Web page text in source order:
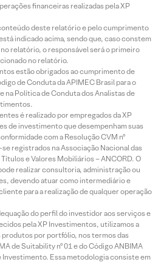
financeiras realizadas pela XP
deste relatório e pelo cumprimento
indicado acima, sendo que, caso constem
relatório, o responsável será o primeiro
no relatório.
estão obrigados ao cumprimento de
de Conduta da APIMEC Brasil para o
na Política de Conduta dos Analistas de
é realizado por empregados da XP
de investimento que desempenham suas
com a Resolução CVM nº
registrados na Associação Nacional das
e Valores Mobiliários – ANCORD. O
realizar consultoria, administração ou
devendo atuar como intermediário e
para a realização de qualquer operação
do perfil do investidor aos serviços e
pela XP Investimentos, utilizamos a
produtos por portfólio, nos termos das
de Suitability nº 01 e do Código ANBIMA
Essa metodologia consiste em